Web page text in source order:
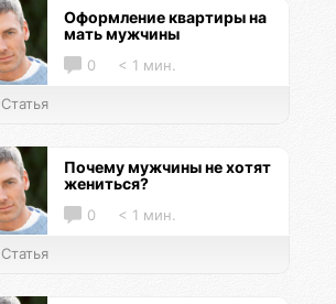
Оформление квартиры на
мать мужчины
0 < 1 мин.
Статья
Почему мужчины не хотят
жениться?
0 < 1 мин.
Статья